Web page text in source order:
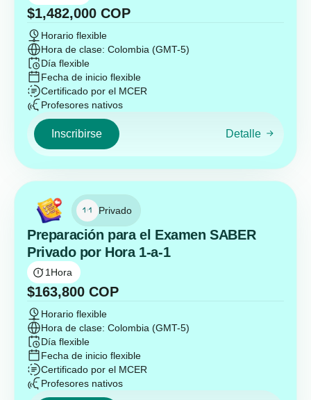
$1,482,000 COP
Horario flexible
Hora de clase: Colombia (GMT-5)
Día flexible
Fecha de inicio flexible
Certificado por el MCER
Profesores nativos
Inscribirse Detalle
Privado
Preparación para el Examen SABER
Privado por Hora 1-a-1
1Hora
$163,800 COP
Horario flexible
Hora de clase: Colombia (GMT-5)
Día flexible
Fecha de inicio flexible
Certificado por el MCER
Profesores nativos